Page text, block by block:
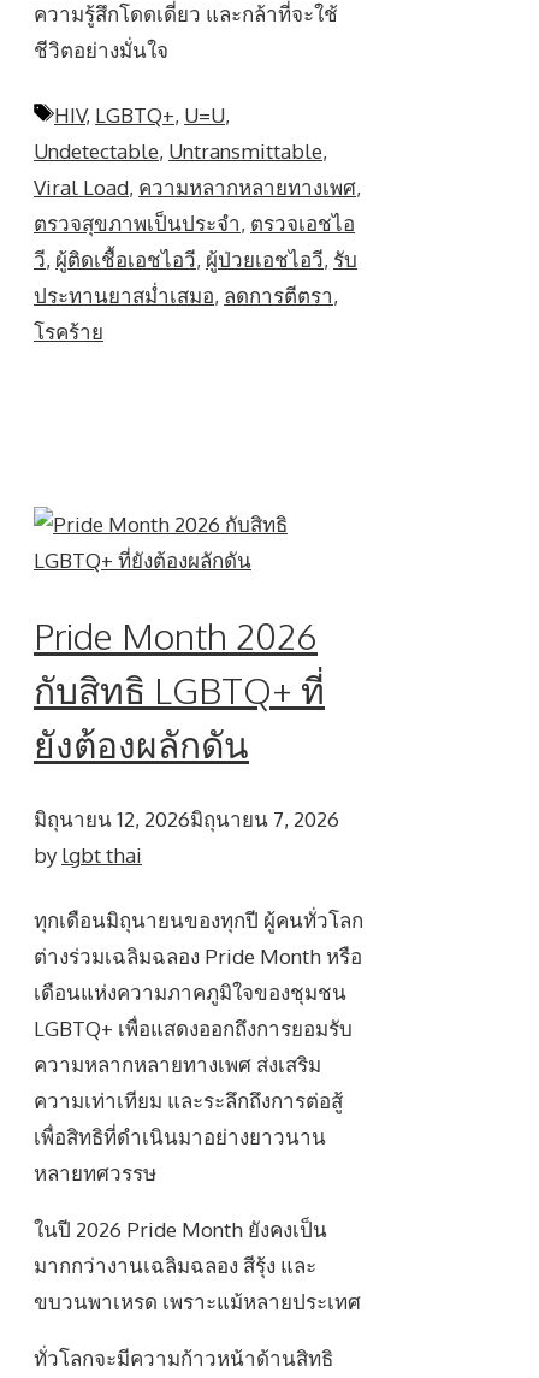
ความรู้สึกโดดเดี่ยว และกล้าที่จะใช้
ชีวิตอย่างมั่นใจ
Tags
HIV, LGBTQ+, U=U,
Undetectable, Untransmittable,
Viral Load, ความหลากหลายทางเพศ,
ตรวจสุขภาพเป็นประจำ, ตรวจเอชไอ
วี, ผู้ติดเชื้อเอชไอวี, ผู้ป่วยเอชไอวี, รับ
ประทานยาสม่ำเสมอ, ลดการตีตรา,
โรคร้าย
Pride Month 2026
กับสิทธิ LGBTQ+ ที่
ยังต้องผลักดัน
มิถุนายน 12, 2026มิถุนายน 7, 2026
by lgbt thai
ทุกเดือนมิถุนายนของทุกปี ผู้คนทั่วโลก
ต่างร่วมเฉลิมฉลอง Pride Month หรือ
เดือนแห่งความภาคภูมิใจของชุมชน
LGBTQ+ เพื่อแสดงออกถึงการยอมรับ
ความหลากหลายทางเพศ ส่งเสริม
ความเท่าเทียม และระลึกถึงการต่อสู้
เพื่อสิทธิที่ดำเนินมาอย่างยาวนาน
หลายทศวรรษ
ในปี 2026 Pride Month ยังคงเป็น
มากกว่างานเฉลิมฉลอง สีรุ้ง และ
ขบวนพาเหรด เพราะแม้หลายประเทศ
ทั่วโลกจะมีความก้าวหน้าด้านสิทธิ